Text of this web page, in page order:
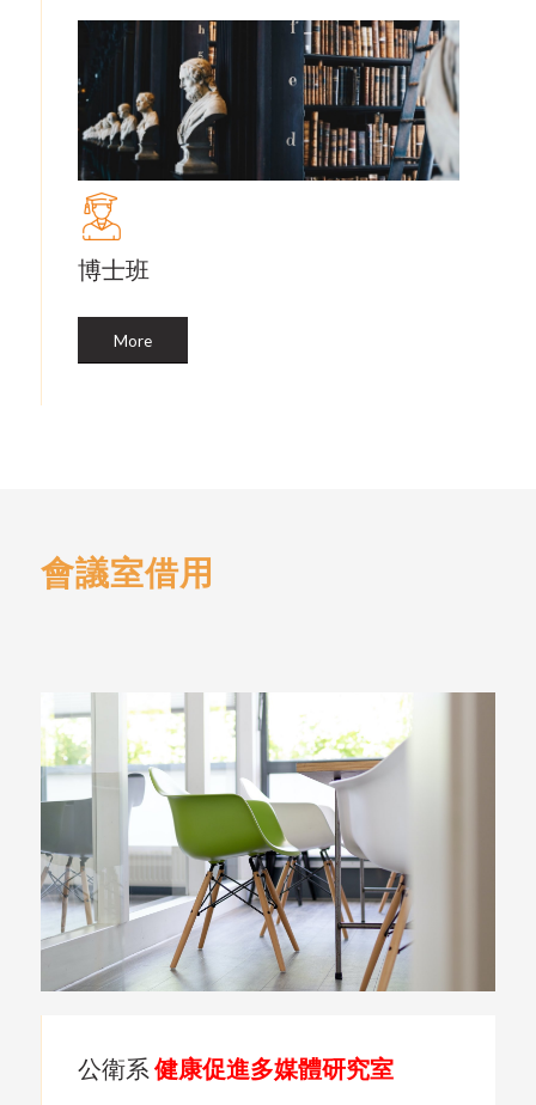
博士班
More
會議室借用
公衛系 健康促進多媒體研究室